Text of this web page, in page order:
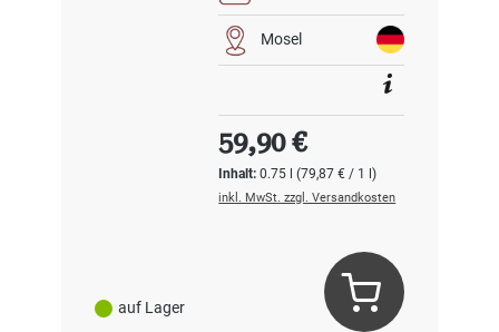
auf Lager
Mosel
Inhalt:0.75 l(79,87 € / 1 l)
Regulärer Preis:
59,90 €
inkl. MwSt. zzgl. Versandkosten